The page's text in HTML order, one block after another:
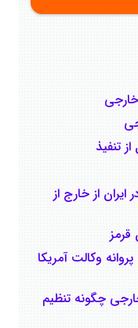
تنفیذ
از خارج از
قرمز
وکالت آمریکا
چگونه تنظیم